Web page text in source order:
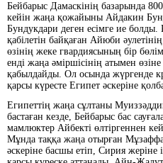
Бейбарыс Дамаскінің базарында
кейін жаңа қожайыны Айдакин
Бундукдари деген есімге ие
қабілетін байқаған Айюби
өзінің жеке гвардиясының бір
енді жаңа әміршісінің атымен
қабылдайды. Ол осында жүргенде
қарсы күресте Египет әскеріне
Египеттің жаңа сұлтаны
бастаған кезде, Бейбарыс бас
мамлюктер Айбекті өлтіргеннен
Мұнда таққа жаңа отырған
әскеріне басшы етіп, Сирия жеріне